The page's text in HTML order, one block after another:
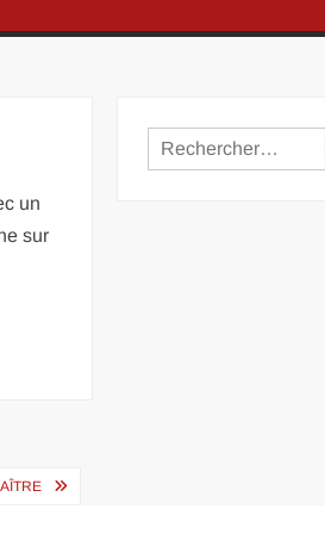
un
sur